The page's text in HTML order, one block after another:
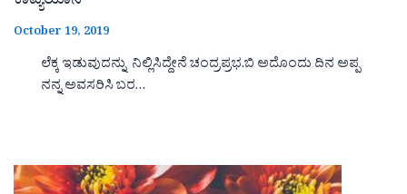
October 19, 2019
ಲೆಕ್ಕ ಇಡುವುದನ್ನು ನಿಲ್ಲಿಸಿದ್ದೇನೆ ಚಂದ್ರಪ್ರಭ.ಬಿ ಅದೊಂದು ದಿನ ಅಪ್ಪ
ನನ್ನ ಅವಸರಿಸಿ ಬರ…